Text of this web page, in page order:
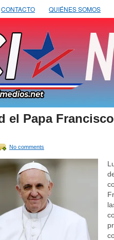
CONTACTO QUIÉNES SOMOS
el Papa
No comments